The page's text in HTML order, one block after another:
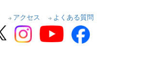
アクセス よくある質問